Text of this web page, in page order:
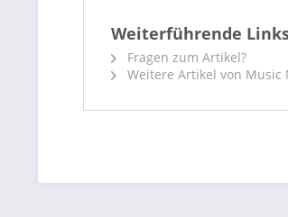
Weiterführende
Fragen zum Artikel?
Weitere Artikel von Music